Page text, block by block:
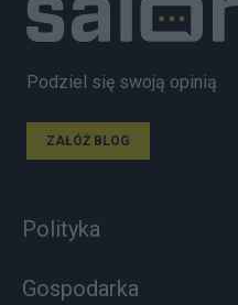
Podziel się swoją opinią
ZAŁÓŻ BLOG
Polityka
Gospodarka